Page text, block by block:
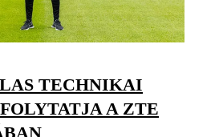
TECHNIKAI
A ZTE